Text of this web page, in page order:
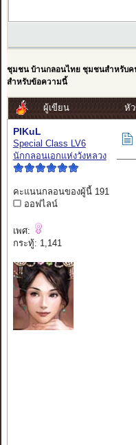
ชุมชน บ้านกลอนไทย ชุมชนสำหรับค
สำหรับข้อความนี้
ผู้เขียน หั
PIKuL
Special Class LV6
นักกลอนเอกแห่งวังหลวง
คะแนนกลอนของผู้นี้ 191
ออฟไลน์
เพศ:
กระทู้: 1,141